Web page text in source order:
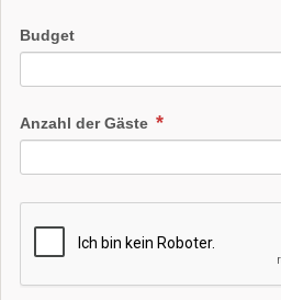
Budget
Anzahl der Gäste